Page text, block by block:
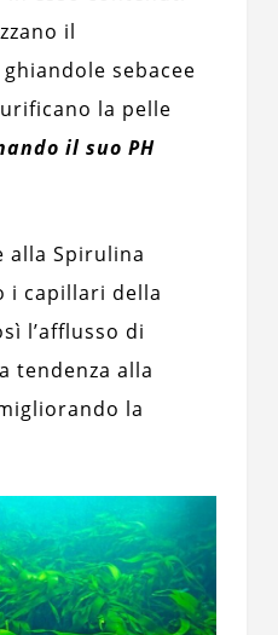
il
sebacee
la pelle
il suo PH
alla Spirulina
i capillari della
l’afflusso di
tendenza alla
la